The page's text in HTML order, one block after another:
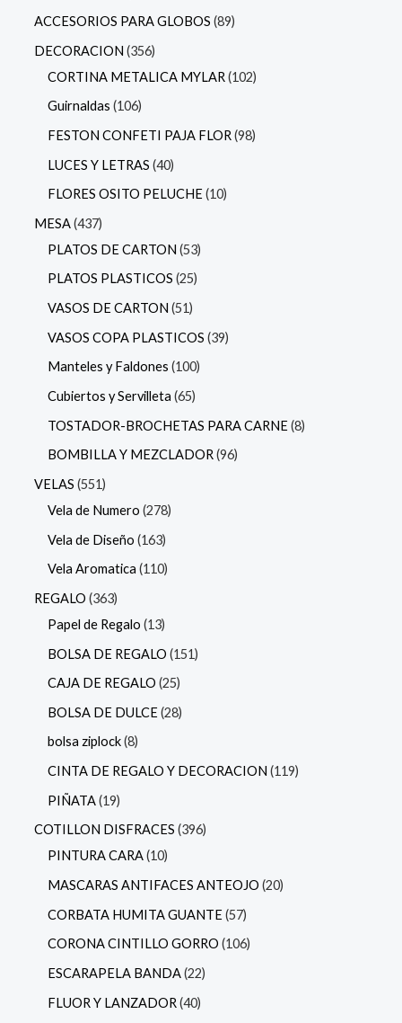
ACCESORIOS PARA GLOBOS 89
DECORACION 356
CORTINA METALICA MYLAR 102
Guirnaldas 106
FESTON CONFETI PAJA FLOR 98
LUCES Y LETRAS 40
FLORES OSITO PELUCHE 10
MESA 437
PLATOS DE CARTON 53
PLATOS PLASTICOS 25
VASOS DE CARTON 51
VASOS COPA PLASTICOS 39
Manteles y Faldones 100
Cubiertos y Servilleta 65
TOSTADOR-BROCHETAS PARA CARNE 8
BOMBILLA Y MEZCLADOR 96
VELAS 551
Vela de Numero 278
Vela de Diseño 163
Vela Aromatica 110
REGALO 363
Papel de Regalo 13
BOLSA DE REGALO 151
CAJA DE REGALO 25
BOLSA DE DULCE 28
bolsa ziplock 8
CINTA DE REGALO Y DECORACION 119
PIÑATA 19
COTILLON DISFRACES 396
PINTURA CARA 10
MASCARAS ANTIFACES ANTEOJO 20
CORBATA HUMITA GUANTE 57
CORONA CINTILLO GORRO 106
ESCARAPELA BANDA 22
FLUOR Y LANZADOR 40